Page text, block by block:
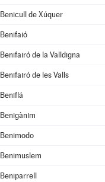
Benicull de Xúquer
Benifaió
Benifairó de la Valldigna
Benifairó de les Valls
Beniflá
Benigànim
Benimodo
Benimuslem
Beniparrell